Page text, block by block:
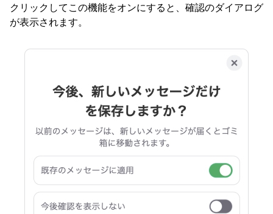
クリックしてこの機能をオンにすると、確認のダイアログ
が表示されます。